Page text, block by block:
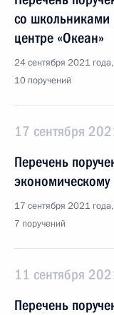
со школьниками
центре «Океан»
24 сентября 2021
10 поручений
17 сентября
Перечень
17 сентября 2021
7 поручений
11 сентября
Перечень